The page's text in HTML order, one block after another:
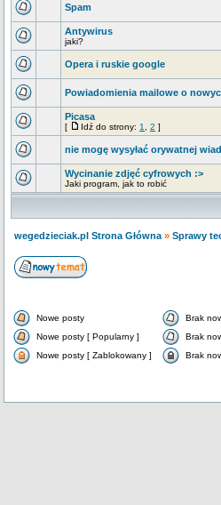
Spam
Antywirus
jaki?
Opera i ruskie google
Powiadomienia mailowe o
Picasa
[ Idź do strony: 1 2 ]
nie mogę wysyłać orywatnej
Wycinanie zdjęć cyfrowych :>
Jaki program, jak to robić
wegedzieciak.pl Strona Główna » Sprawy
Nowe posty Brak
Nowe posty [ Popularny ]
Brak
Nowe posty [ Zablokowany ]
Brak